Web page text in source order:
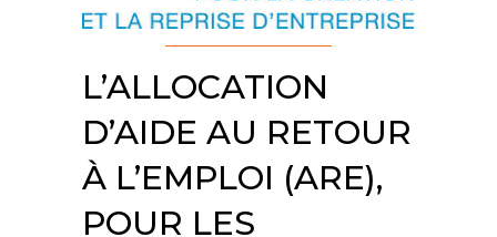
L’ALLOCATION
D’AIDE AU RETOUR
À L’EMPLOI (ARE),
POUR LES